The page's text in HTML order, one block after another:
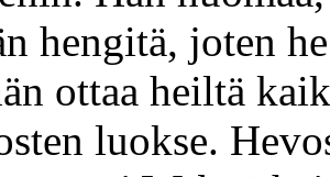
hengitä, joten
ottaa heiltä
luokse.